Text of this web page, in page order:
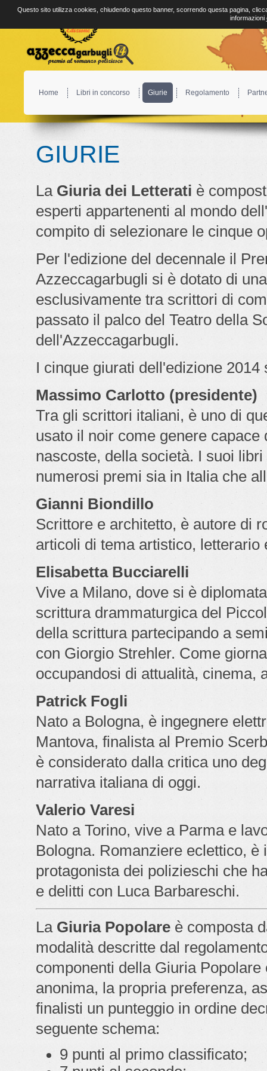
Home Libri in concorso Giurie Regolamento
GIURIE
La Giuria dei Letterati è
esperti appartenenti al mondo
compito di selezionare le cinque
Per l'edizione del decennale il
Azzeccagarbugli si è dotato di
esclusivamente tra scrittori di
passato il palco del Teatro della
dell'Azzeccagarbugli.
I cinque giurati dell'edizione 2014
Massimo Carlotto (presidente)
Tra gli scrittori italiani, è uno di
usato il noir come genere
nascoste, della società. I suoi
numerosi premi sia in Italia che
Gianni Biondillo
Scrittore e architetto, è autore di
articoli di tema artistico,
Elisabetta Bucciarelli
Vive a Milano, dove si è
scrittura drammaturgica del
della scrittura partecipando a
con Giorgio Strehler. Come
occupandosi di attualità, cinema,
Patrick Fogli
Nato a Bologna, è ingegnere
Mantova, finalista al Premio
è considerato dalla critica uno
narrativa italiana di oggi.
Valerio Varesi
Nato a Torino, vive a Parma e
Bologna. Romanziere eclettico,
protagonista dei polizieschi che
e delitti con Luca Barbareschi.
La Giuria Popolare è composta
modalità descritte dal
componenti della Giuria
anonima, la propria preferenza,
finalisti un punteggio in ordine
seguente schema:
9 punti al primo classificato;
Questo sito utilizza cookies, chiudendo questo banner, scorrendo questa pagina,
informazioni